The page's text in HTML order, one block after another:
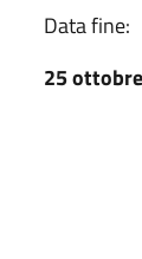
Data fine:
25